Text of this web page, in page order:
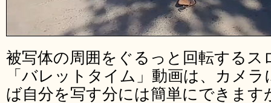
被写体の周囲をぐるっと回転するス
「バレットタイム」動画は、カメ
ば自分を写す分には簡単にできます